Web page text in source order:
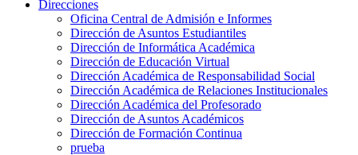
Direcciones
Oficina Central de Admisión e Informes
Dirección de Asuntos Estudiantiles
Dirección de Informática Académica
Dirección de Educación Virtual
Dirección Académica de Responsabilidad Social
Dirección Académica de Relaciones Institucionales
Dirección Académica del Profesorado
Dirección de Asuntos Académicos
Dirección de Formación Continua
prueba